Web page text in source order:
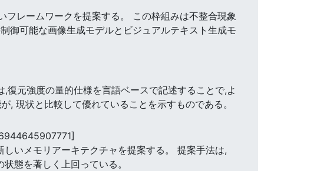
レームワークを提案する。 この枠組みは不整合現象
御可能な画像生成モデルとビジュアルテキスト生成モ
復元強度の量的仕様を言語ベースで記述することで,よ
, 現状と比較して優れていることを示すものである。
いメモリアーキテクチャを提案する。 提案手法は,
態を著しく上回っている。